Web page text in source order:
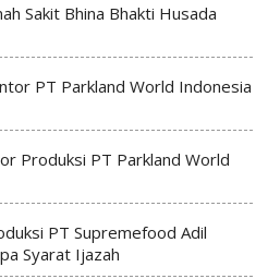
Sakit Bhina Bhakti Husada
PT Parkland World Indonesia
Produksi PT Parkland World
PT Supremefood Adil
Syarat Ijazah